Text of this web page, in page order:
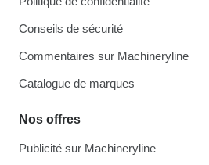
Conseils de sécurité
Commentaires sur Machineryline
Catalogue de marques
Nos offres
Publicité sur Machineryline